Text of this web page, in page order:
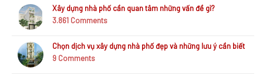
gói
Mỹ
Xây dựng nhà phố cần quan tâm những vấn đề gì?
3.861 Comments
Chọn dịch vụ xây dựng nhà phố đẹp và những lưu ý cần biết
9 Comments